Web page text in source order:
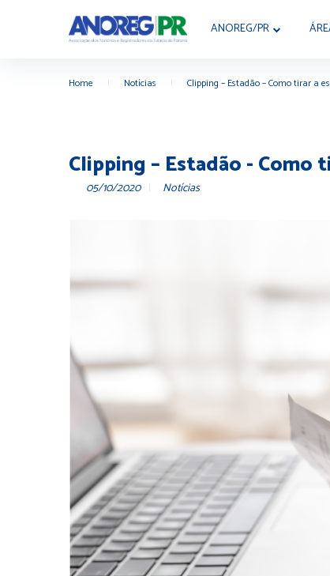
ANOREG/PR
Home Notícias Clipping – Estadão – Como tirar a
Clipping – Estadão -
05/10/2020 Notícias